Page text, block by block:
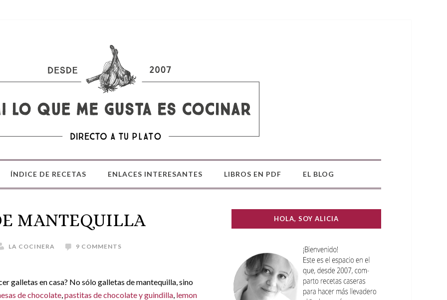
ÍNDICE DE RECETAS ENLACES INTERESANTES LIBROS EN PDF EL BLOG
MANTEQUILLA
LA COCINERA 9 COMMENTS
galletas en casa? No sólo galletas de mantequilla, sino
de chocolate,pastitas de chocolate y guindilla, lemon
HOLA, SOY ALICIA